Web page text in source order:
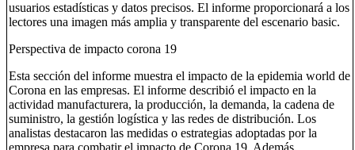
usuarios estadísticas y datos precisos. El informe proporcionará a los
lectores una imagen más amplia y transparente del escenario basic.
Perspectiva de impacto corona 19
Esta sección del informe muestra el impacto de la epidemia world de
Corona en las empresas. El informe describió el impacto en la
actividad manufacturera, la producción, la demanda, la cadena de
suministro, la gestión logística y las redes de distribución. Los
analistas destacaron las medidas o estrategias adoptadas por la